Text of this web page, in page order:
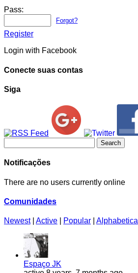
Pass:
Forgot?
Register
Login with Facebook
Conecte suas contas
Siga
for:
Notificações
There are no users currently online
Comunidades
Newest Active Popular Alphabetical
Espaço JK